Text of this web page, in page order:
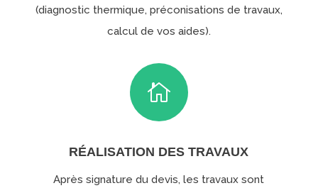
(diagnostic thermique, préconisations de travaux,
calcul de vos aides).

RÉALISATION DES TRAVAUX
Après signature du devis, les travaux sont